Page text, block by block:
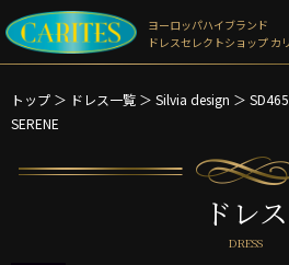
ヨーロッパハイブランド
ドレスセレクトショップ カ
トップ ＞ ドレス一覧 ＞ Silvia design ＞
SERENE
ドレス
DRESS